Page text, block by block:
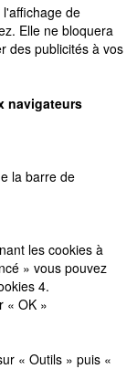
de
Elle ne bloquera
des publicités à vos
navigateurs
la barre de
les cookies à
» vous pouvez
4.
« OK »
« Outils » puis «